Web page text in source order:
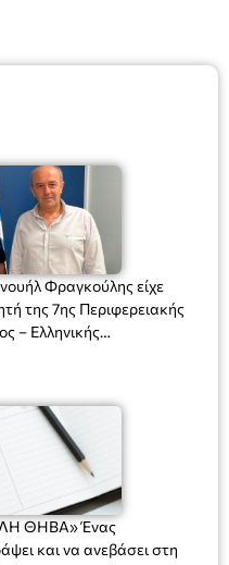
Φραγκούλης είχε
της 7ης Περιφερειακής
– Ελληνικής
Λ.Σ. κ. Ιωάννη
Ένας
και να ανεβάσει στη